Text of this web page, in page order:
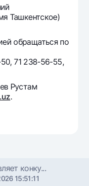
Ташкентское)
обращаться по
71 238-56-55,
Рустам
.
конку...
15:51:11